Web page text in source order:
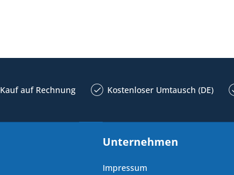
Kauf auf Rechnung Kostenloser Umtausch (DE)
Unternehmen
Impressum